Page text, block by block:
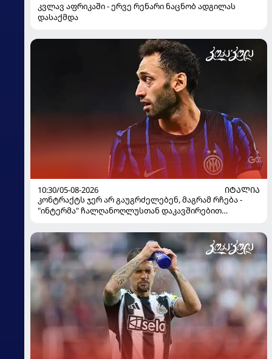
კვლავ აფრიკაში - ერვე რენარი ნაცნობ ადგილას
დასაქმდა
10:30/05-08-2026
ᲘᲢᲐᲚᲘᲐ
კონტრაქტს ჯერ არ გაუგრძელებენ, მაგრამ რჩება -
"ინტერმა" ჩალღანოღლუსთან დაკავშირებით